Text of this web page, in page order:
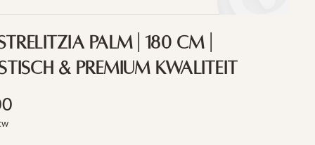
Palm | 180 Cm |
& Premium Kwaliteit